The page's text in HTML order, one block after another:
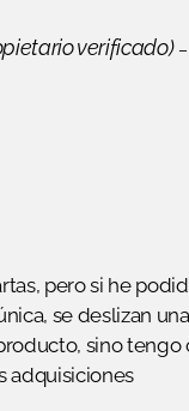
verificado) –
pero si he
se deslizan
sino
adquisiciones